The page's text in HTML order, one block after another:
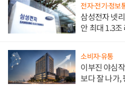
전자·전기·정보
삼성전자 넷
안 최대 1.3
소비자·유통
이부진 야심
보다 잘 나가,